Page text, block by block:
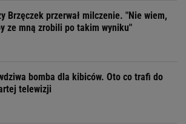
Brzęczek przerwał milczenie. "Nie wiem,
ze mną zrobili po takim wyniku"
bomba dla kibiców. Oto co trafi do
telewizji